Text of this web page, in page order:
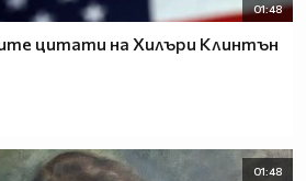
01:48
цитати на Хилъри Клинтън
01:48